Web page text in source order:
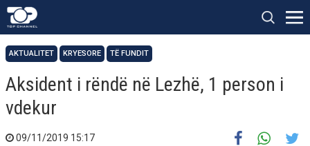
AKTUALITET KRYESORE TË FUNDIT
Aksident i rëndë në Lezhë, 1 person i
vdekur
09/11/2019 15:17